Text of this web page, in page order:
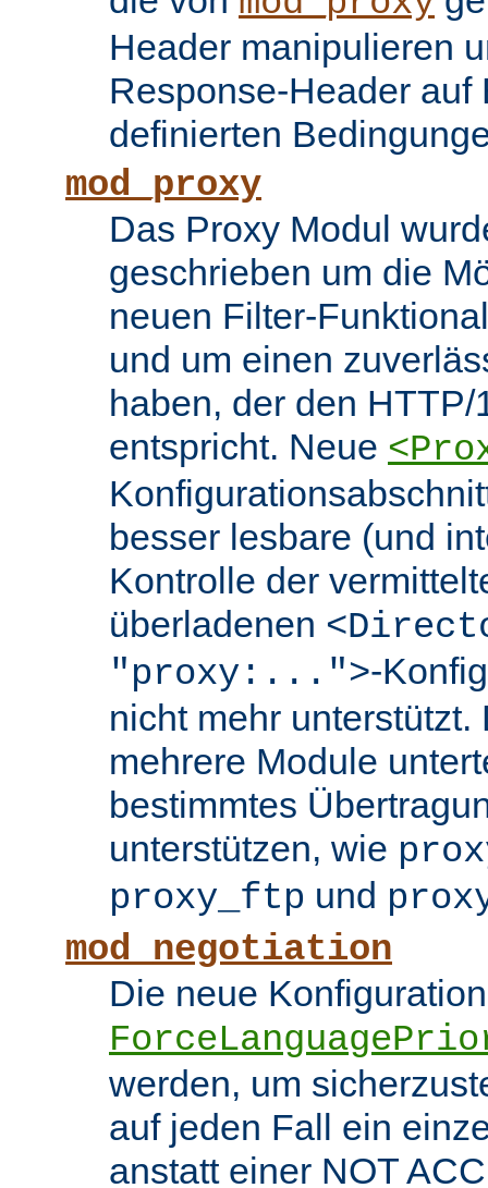
Header manipulieren
Response-Header auf
definierten
mod_proxy
Das Proxy Modul
geschrieben um die
neuen Filter-
und um einen
haben, der den
entspricht. Neue
besser lesbare (und
Kontrolle der
überladenen
"proxy:...">-
nicht mehr
mehrere Module
bestimmtes
unterstützen, wie
proxy_ftp und
mod_negotiation
Die neue
werden, um
auf jeden Fall ein
anstatt einer NOT